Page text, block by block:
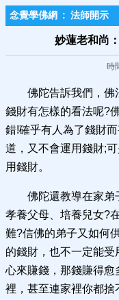
念覺學佛網 : 法師開示
妙蓮老和尚
時
佛陀告訴我們，佛
錢財有怎樣的看法呢?
錯!確乎有人為了錢財
道，又不會運用錢財;
用錢財。
佛陀還教導在家弟
孝養父母、培養兒女?
難?信佛的弟子又如何
的錢財，也不一定能
心來賺錢，那錢賺得愈
裡，甚至連家裡你都捨